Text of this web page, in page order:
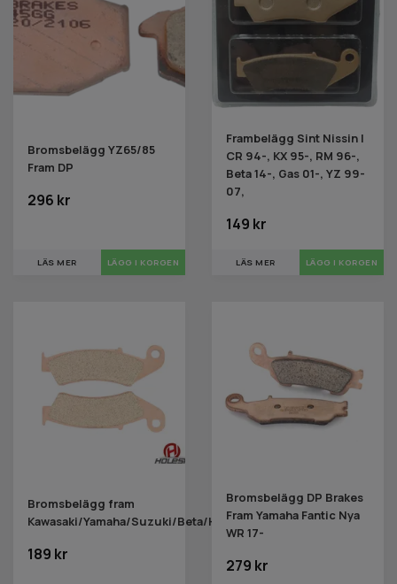
Bromsbelägg YZ65/85
Fram DP
296 kr
LÄS MER
Frambelägg Sint Nissin |
CR 94-, KX 95-, RM 96-,
Beta 14-, Gas 01-, YZ 99-
07,
149 kr
LÄS MER
Bromsbelägg fram
Kawasaki/Yamaha/Suzuki/Beta/Honda
189 kr
Bromsbelägg DP Brakes
Fram Yamaha Fantic Nya
WR 17-
279 kr